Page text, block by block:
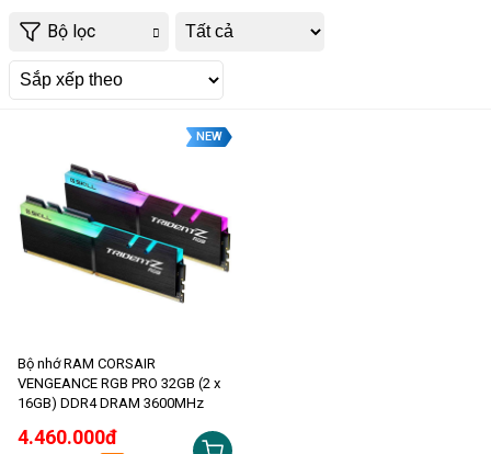
Bộ lọc
NEW
Bộ nhớ RAM CORSAIR
VENGEANCE RGB PRO 32GB (2 x
16GB) DDR4 DRAM 3600MHz
4.460.000đ